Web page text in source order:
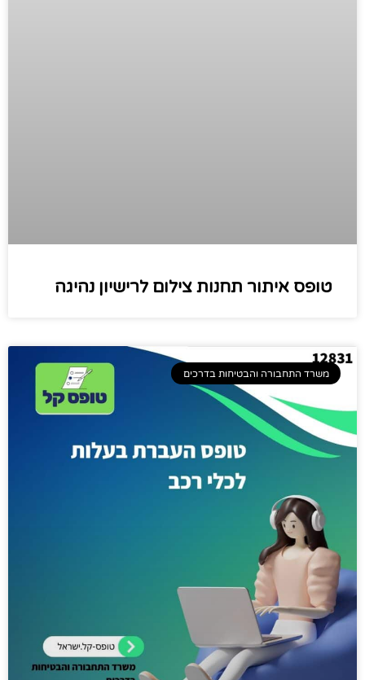
טופס איתור תחנות צילום לרישיון נהיגה
משרד התחבורה והבטיחות בדרכים